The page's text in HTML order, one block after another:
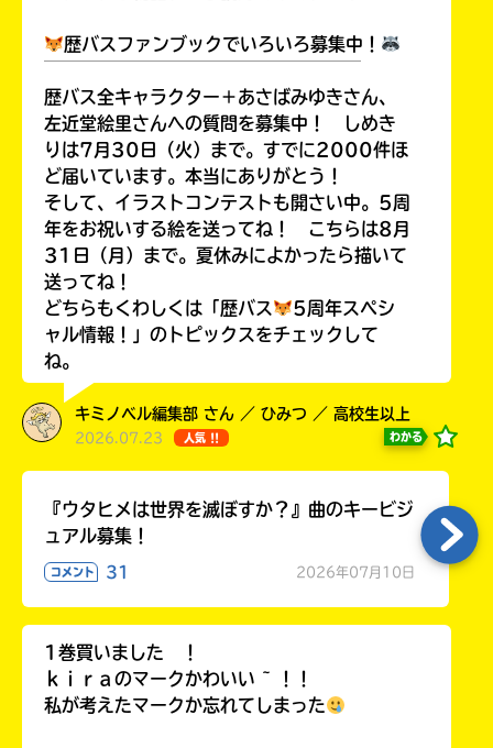
歴バスファンブックでいろいろ募集中！
歴バス全キャラクター＋あさばみゆきさん、
左近堂絵里さんへの質問を募集中！ しめき
りは7月30日（火）まで。すでに2000件ほ
ど届いています。本当にありがとう！
そして、イラストコンテストも開さい中。5周
年をお祝いする絵を送ってね！ こちらは8月
31日（月）まで。夏休みによかったら描いて
送ってね！
どちらもくわしくは「歴バス
5周年スペシ
ャル情報！」のトピックスをチェックして
ね。
キミノベル編集部 さん ／ ひみつ ／ 高校生以上
2026.07.23 人気 !! わかる
『ウタヒメは世界を滅ぼすか？』曲のキービジ
ュアル募集！
コメント 31 2026年07月10日
1巻買いました ！
ｋｉｒａのマークかわいい ~ ！！
私が考えたマークか忘れてしまった